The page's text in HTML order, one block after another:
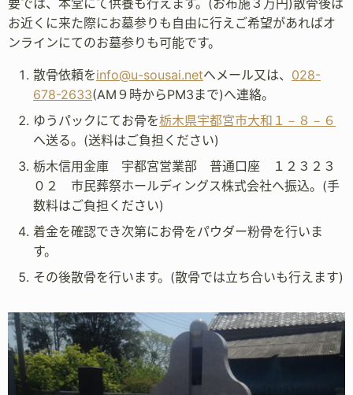
お近くに来た際にお墓参りも自由に行えご希望があればオ
ンラインにてのお墓参りも可能です。
散骨依頼をinfo@u-sousai.netへメール又は、 028-
678-2633(AM９時からPM3まで)へ連絡。
ゆうパックにてお骨を栃木県宇都宮市大和１－８－６
へ送る。(送料はご負担ください)
栃木信用金庫 宇都宮営業部 普通口座 １２３２３
０２ 市民葬祭ホールディングス株式会社へ振込。(手
数料はご負担ください)
着金を確認でき次第にお骨をパウダー粉骨を行いま
す。
その後散骨を行います。(散骨では立ち合いも行えます)